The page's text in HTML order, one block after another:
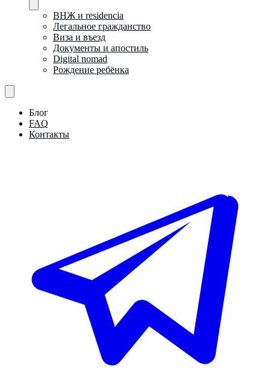
ВНЖ и residencia
Легальное гражданство
Виза и въезд
Документы и апостиль
Digital nomad
Рождение ребёнка
Блог
FAQ
Контакты